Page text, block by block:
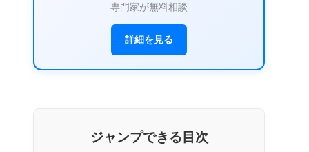
専門家が無料相談
詳細を見る
ジャンプできる目次